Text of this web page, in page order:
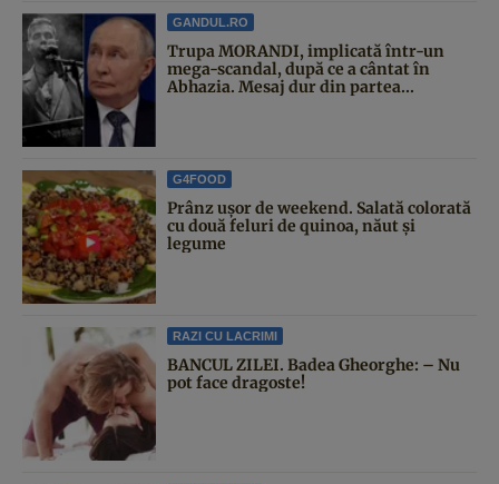
GANDUL.RO
Trupa MORANDI, implicată într-un
mega-scandal, după ce a cântat în
Abhazia. Mesaj dur din partea...
G4FOOD
Prânz ușor de weekend. Salată colorată
cu două feluri de quinoa, năut și
legume
RAZI CU LACRIMI
BANCUL ZILEI. Badea Gheorghe: – Nu
pot face dragoste!